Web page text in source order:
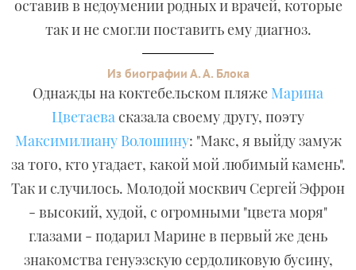
оставив в недоумении родных и врачей, которые
так и не смогли поставить ему диагноз.
Из биографии А. А. Блока
Однажды на коктебельском пляже Марина
Цветаевасказала своему другу, поэту
Максимилиану Волошину: "Макс, я выйду замуж
за того, кто угадает, какой мой любимый камень".
Так и случилось. Молодой москвич Сергей Эфрон
- высокий, худой, с огромными "цвета моря"
глазами - подарил Марине в первый же день
знакомства генуэзскую сердоликовую бусину,